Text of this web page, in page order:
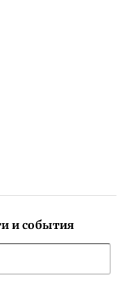
и события